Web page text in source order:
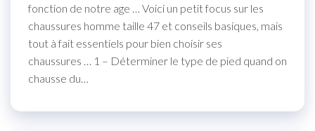
fonction de notre age … Voici un petit focus sur les
chaussures homme taille 47 et conseils basiques, mais
tout à fait essentiels pour bien choisir ses
chaussures … 1 – Déterminer le type de pied quand on
chausse du…